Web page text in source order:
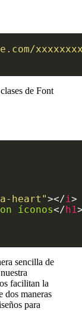
de Font
heart"></i
íconos</h1
sencilla de
facilitan la
dos maneras
para